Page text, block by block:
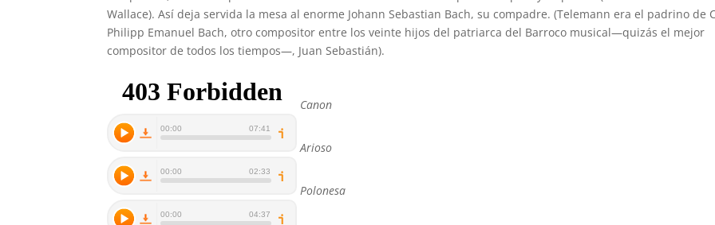
Wallace). Así deja servida la mesa al enorme Johann Sebastian Bach, su compadre. (Telemann era el padrino de
Philipp Emanuel Bach, otro compositor entre los veinte hijos del patriarca del Barroco musical—quizás el mejor
compositor de todos los tiempos—, Juan Sebastián).
Canon
Arioso
Polonesa